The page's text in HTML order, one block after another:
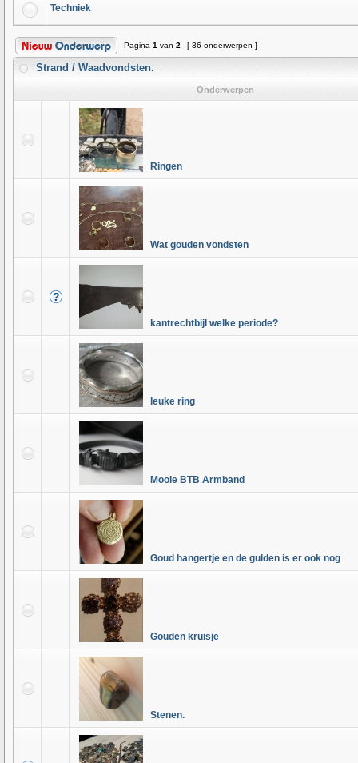
Techniek
Pagina 1 van 2 [ 36 onderwerpen ]
Strand / Waadvondsten.
Onderwerpen
Ringen
Wat gouden vondsten
kantrechtbijl welke periode?
leuke ring
Mooie BTB Armband
Goud hangertje en de gulden is er ook nog
Gouden kruisje
Stenen.